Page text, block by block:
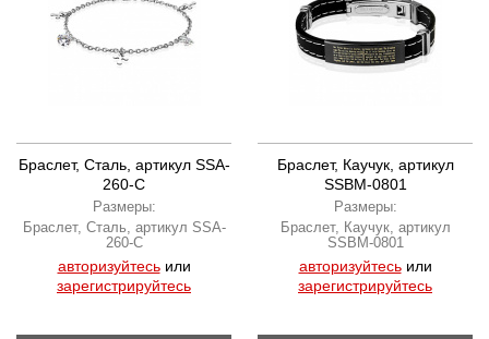
Браслет, Сталь, артикул SSA-
260-C
Размеры:
Браслет, Сталь, артикул SSA-
260-C
авторизуйтесьили
зарегистрируйтесь
Браслет, Каучук, артикул
SSBM-0801
Размеры:
Браслет, Каучук, артикул
SSBM-0801
авторизуйтесьили
зарегистрируйтесь